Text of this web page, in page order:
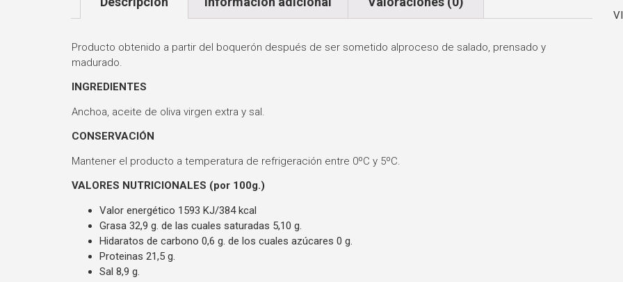
Producto obtenido a partir del boquerón después de ser sometido alproceso de salado, prensado y
madurado.
INGREDIENTES
Anchoa, aceite de oliva virgen extra y sal.
CONSERVACIÓN
Mantener el producto a temperatura de refrigeración entre 0ºC y 5ºC.
VALORES NUTRICIONALES (por 100g.)
Valor energético 1593 KJ/384 kcal
Grasa 32,9 g. de las cuales saturadas 5,10 g.
Hidaratos de carbono 0,6 g. de los cuales azúcares 0 g.
Proteinas 21,5 g.
Sal 8,9 g.